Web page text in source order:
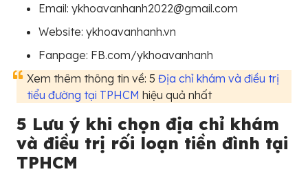
Email: ykhoavanhanh2022@gmail.com
Website: ykhoavanhanh.vn
Fanpage: FB.com/ykhoavanhanh
Xem thêm thông tin về: 5 Địa chỉ khám và điều trị
tiểu đường tại TPHCM hiệu quả nhất
5 Lưu ý khi chọn địa chỉ khám
và điều trị rối loạn tiền đình tại
TPHCM